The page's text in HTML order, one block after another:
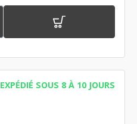
EXPÉDIÉ SOUS 8 À 10 JOURS